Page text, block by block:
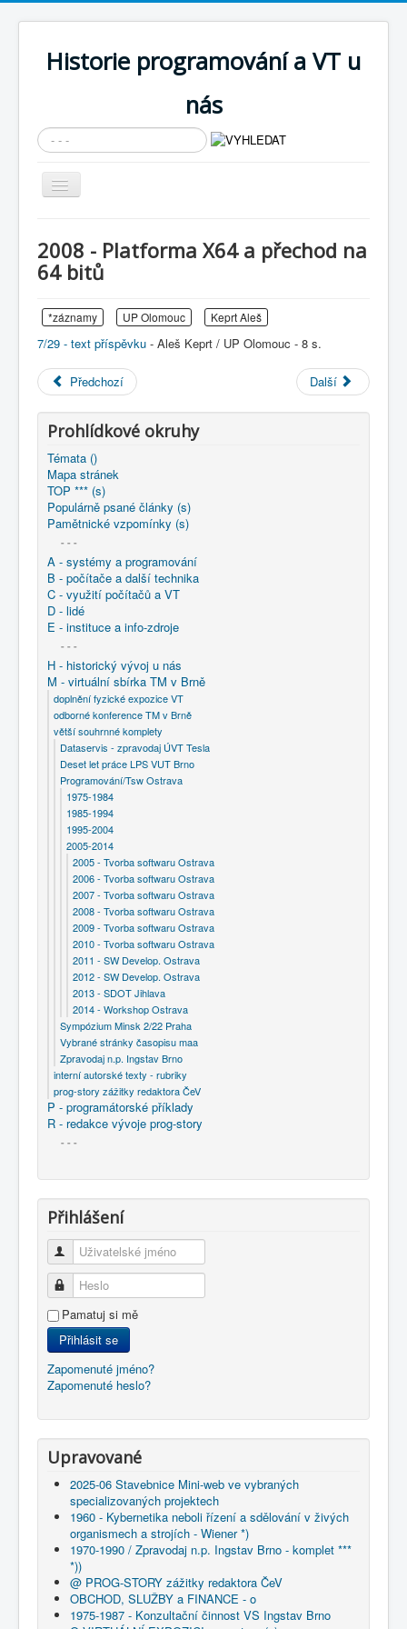
Historie programování a VT u
nás
Vyhledávání...
Přepnout
navigaci
Cíle expozice
Současnost SW a IT
KNIHOVNA
Historické počítače
COBOL
Úvod
větší souhrnné komplety
Programování/Tsw Ostrava
2008 - Tvorba softwaru Ostrava
2008 - Platforma X64 a přechod na
64 bitů
*záznamy UP Olomouc Keprt Aleš
7/29 - text příspěvku - Aleš Keprt / UP Olomouc - 8 s.
Předchozí Další
Prohlídkové okruhy
Témata ()
Mapa stránek
TOP *** (s)
Populárně psané články (s)
Pamětnické vzpomínky (s)
- - -
A - systémy a programování
B - počítače a další technika
C - využití počítačů a VT
D - lidé
E - instituce a info-zdroje
- - -
H - historický vývoj u nás
M - virtuální sbírka TM v Brně
doplnění fyzické expozice VT
odborné konference TM v Brně
větší souhrnné komplety
Dataservis - zpravodaj ÚVT Tesla
Deset let práce LPS VUT Brno
Programování/Tsw Ostrava
1975-1984
1985-1994
1995-2004
2005-2014
2005 - Tvorba softwaru Ostrava
2006 - Tvorba softwaru Ostrava
2007 - Tvorba softwaru Ostrava
2008 - Tvorba softwaru Ostrava
2009 - Tvorba softwaru Ostrava
2010 - Tvorba softwaru Ostrava
2011 - SW Develop. Ostrava
2012 - SW Develop. Ostrava
2013 - SDOT Jihlava
2014 - Workshop Ostrava
Sympózium Minsk 2/22 Praha
Vybrané stránky časopisu maa
Zpravodaj n.p. Ingstav Brno
interní autorské texty - rubriky
prog-story zážitky redaktora ČeV
P - programátorské příklady
R - redakce vývoje prog-story
- - -
Přihlášení
Uživatelské jméno
Heslo
Pamatuj si mě
Přihlásit se
Zapomenuté jméno?
Zapomenuté heslo?
Upravované
2025-06 Stavebnice Mini-web ve vybraných
specializovaných projektech
1960 - Kybernetika neboli řízení a sdělování v živých
organismech a strojích - Wiener *)
1970-1990 / Zpravodaj n.p. Ingstav Brno - komplet ***
*))
@ PROG-STORY zážitky redaktora ČeV
OBCHOD, SLUŽBY a FINANCE - o
1975-1987 - Konzultační činnost VS Ingstav Brno